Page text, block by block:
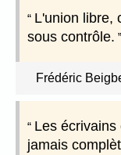
L'union libre,
sous contrôle.
Frédéric
Les
jamais